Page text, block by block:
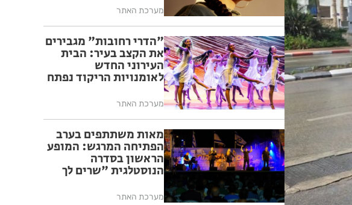
מערכת האתר
"הדרי רחובות" מגבירים
את הקצב בעיר: הבית
העירוני החדש
לאומנויות הריקוד נפתח
מערכת האתר
מאות משתתפים בערב
הפתיחה המרגש: המופע
הראשון בסדרה
הנוסטלגית "שרים לך
ה-17
מערכת האתר